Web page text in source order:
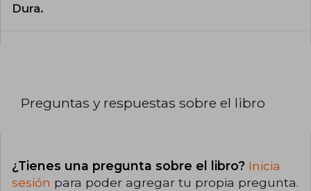
Dura.
Preguntas y respuestas sobre el libro
¿Tienes una pregunta sobre el libro? Inicia
sesión para poder agregar tu propia pregunta.